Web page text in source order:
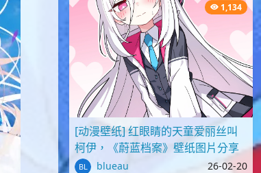
1,134
[动漫壁纸] 红眼睛的天童爱丽丝叫
柯伊，《蔚蓝档案》壁纸图片分享
blueau 26-02-20